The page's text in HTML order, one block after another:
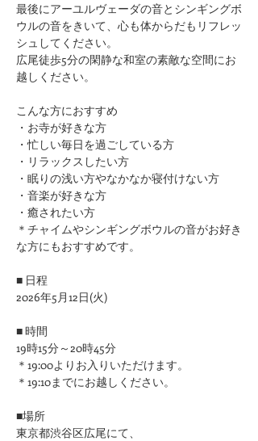
最後にアーユルヴェーダの音とシンギングボ
ウルの音をきいて、心も体からだもリフレッ
シュしてください。
広尾徒歩5分の閑静な和室の素敵な空間にお
越しください。
​こんな方におすすめ
・お寺が好きな方
​・忙しい毎日を過ごしている方
・リラックスしたい方
・眠りの浅い方やなかなか寝付けない方
​・音楽が好きな方
​・癒されたい方
＊チャイムやシンギングボウルの音がお好き
な方にもおすすめです。
■ 日程
2026年5月12日(火)
■ 時間
19時15分～20時45分
＊19:00よりお入りいただけます。
＊19:10までにお越しください。
■場所
東京都渋谷区広尾にて、